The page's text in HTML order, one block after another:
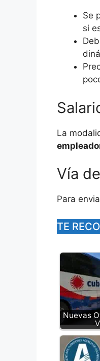
Se
si
La
Vía
Para
TE
Nuevas